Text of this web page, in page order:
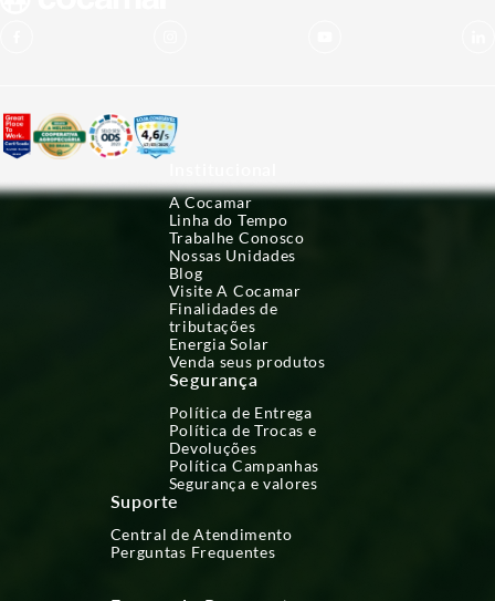
A Cocamar
Linha do Tempo
Trabalhe Conosco
Nossas Unidades
Blog
Visite A Cocamar
Finalidades de
tributações
Energia Solar
Venda seus produtos
Segurança
Política de Entrega
Política de Trocas e
Devoluções
Política Campanhas
Segurança e valores
Suporte
Central de Atendimento
Perguntas Frequentes